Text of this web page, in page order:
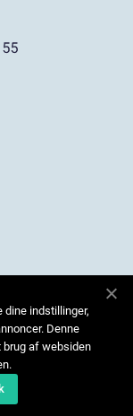
dine indstillinger,
Denne
brug af websiden